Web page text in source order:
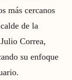
más cercanos
de la
Correa,
su enfoque